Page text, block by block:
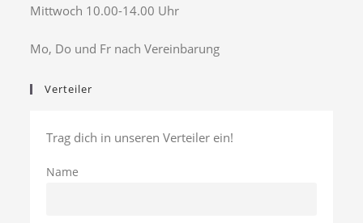
Mittwoch 10.00-14.00 Uhr
Mo, Do und Fr nach Vereinbarung
Verteiler
Trag dich in unseren Verteiler ein!
Name